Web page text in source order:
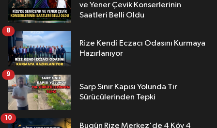
ve Yener Çevik Konserlerinin
Saatleri Belli Oldu
Rize Kendi Eczacı Odasını Kurmaya
Hazırlanıyor
8
Sarp Sınır Kapısı Yolunda Tır
Sürücülerinden Tepki
9
Bugün Rize Merkez'de 4 Köy 4
10